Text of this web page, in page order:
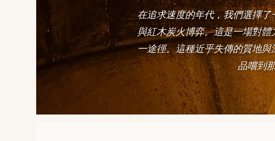
在追求速度的年代，我們選擇
與紅木炭火博弈。這是一場對
一途徑。這種近乎失傳的質地
品嚐到